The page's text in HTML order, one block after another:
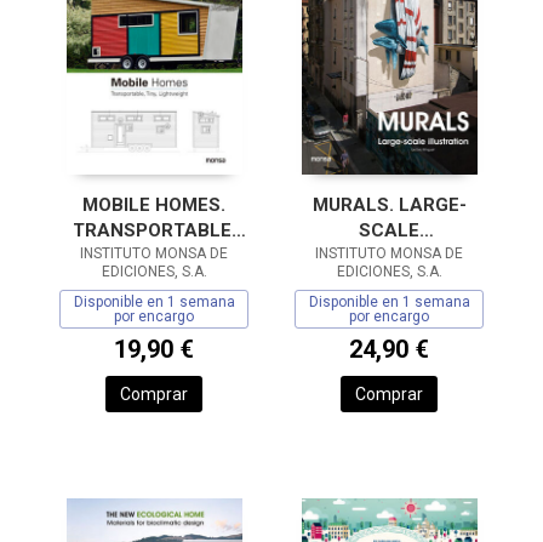
MOBILE HOMES.
TRANSPORTABLE,
TINY, LIGHTWEIGH
INSTITUTO MONSA DE
EDICIONES, S.A.
Disponible en 1 semana
por encargo
19,90 €
Comprar
MURALS. LARGE-
SCALE
ILLUSTRATION
INSTITUTO MONSA DE
EDICIONES, S.A.
Disponible en 1 semana
por encargo
24,90 €
Comprar